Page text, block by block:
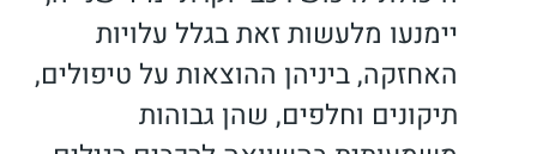
יימנעו מלעשות זאת בגלל עלויות
האחזקה, ביניהן ההוצאות על טיפולים,
תיקונים וחלפים, שהן גבוהות